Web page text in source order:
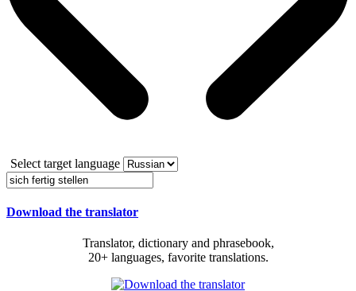
Select target language
Download the translator
Translator, dictionary and phrasebook,
20+ languages, favorite translations.